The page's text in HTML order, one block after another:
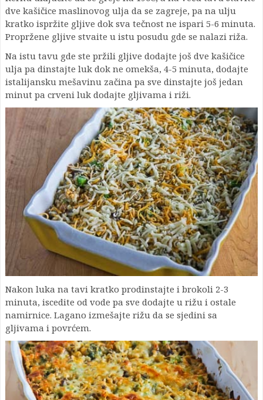
dve kašičice maslinovog ulja da se zagreje, pa na ulju
kratko ispržite gljive dok sva tečnost ne ispari 5-6 minuta.
Propržene gljive stvaite u istu posudu gde se nalazi riža.
Na istu tavu gde ste pržili gljive dodajte još dve kašičice
ulja pa dinstajte luk dok ne omekša, 4-5 minuta, dodajte
istalijansku mešavinu začina pa sve dinstajte još jedan
minut pa crveni luk dodajte gljivama i riži.
Nakon luka na tavi kratko prodinstajte i brokoli 2-3
minuta, iscedite od vode pa sve dodajte u rižu i ostale
namirnice. Lagano izmešajte rižu da se sjedini sa
gljivama i povrćem.